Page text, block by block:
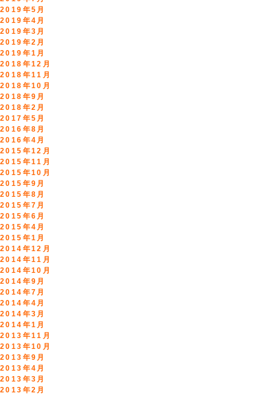
2019年5月
2019年4月
2019年3月
2019年2月
2019年1月
2018年12月
2018年11月
2018年10月
2018年9月
2018年2月
2017年5月
2016年8月
2016年4月
2015年12月
2015年11月
2015年10月
2015年9月
2015年8月
2015年7月
2015年6月
2015年4月
2015年1月
2014年12月
2014年11月
2014年10月
2014年9月
2014年7月
2014年4月
2014年3月
2014年1月
2013年11月
2013年10月
2013年9月
2013年4月
2013年3月
2013年2月